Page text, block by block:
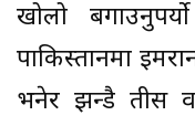
खोलो
पाकिस्तानमा
भनेर झन्डै तीस